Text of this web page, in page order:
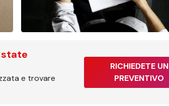
state
e trovare
RICHIEDETE UN
PREVENTIVO